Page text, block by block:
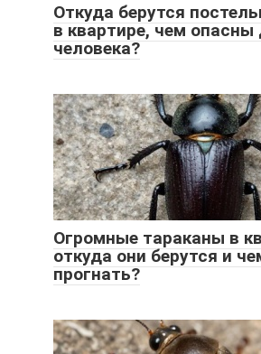
Откуда берутся
в квартире, чем опасны
человека?
Огромные тараканы в
откуда они берутся и
прогнать?